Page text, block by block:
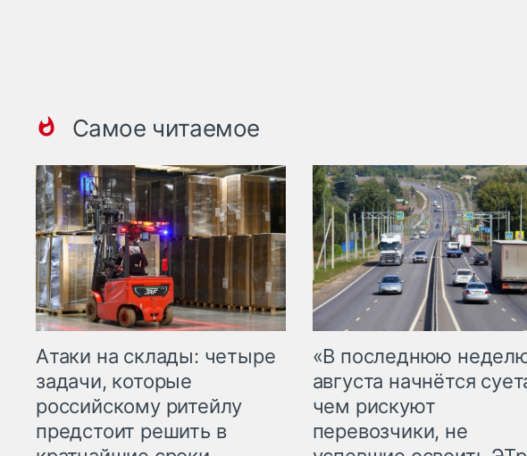
Самое читаемое
Атаки на склады: четыре
задачи, которые
российскому ритейлу
предстоит решить в
«В последнюю
августа начнётся
чем рискуют
перевозчики, не